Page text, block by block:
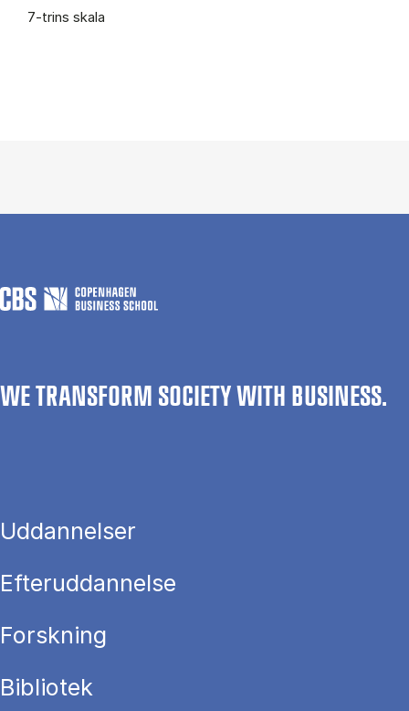
7-trins skala
WE TRANSFORM SOCIETY WITH BUSINESS.
Uddannelser
Efteruddannelse
Forskning
Bibliotek